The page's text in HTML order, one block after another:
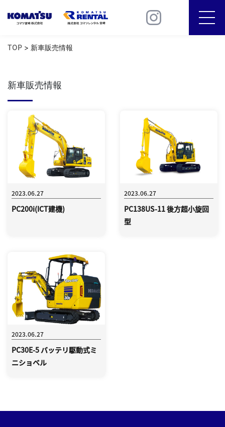
TOP
商品情報
コマテック
会社案内
採用情報
-高卒
-中途/第二新卒
コマツレンタル宮崎
-新卒
-高卒
TOP > 新車販売情報
新車販売情報
2023.06.27
PC200i(ICT建機)
2023.06.27
PC138US-11 後方超小旋回
型
2023.06.27
PC30E-5 バッテリ駆動式ミ
ニショベル